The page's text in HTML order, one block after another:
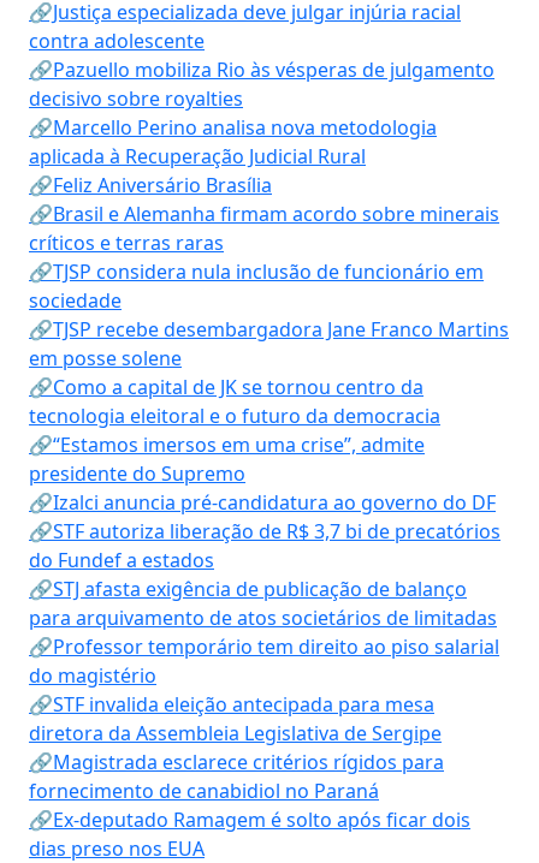
🔗Justiça especializada deve julgar injúria racial
contra adolescente
🔗Pazuello mobiliza Rio às vésperas de julgamento
decisivo sobre royalties
🔗Marcello Perino analisa nova metodologia
aplicada à Recuperação Judicial Rural
🔗Feliz Aniversário Brasília
🔗Brasil e Alemanha firmam acordo sobre minerais
críticos e terras raras
🔗TJSP considera nula inclusão de funcionário em
sociedade
🔗TJSP recebe desembargadora Jane Franco Martins
em posse solene
🔗Como a capital de JK se tornou centro da
tecnologia eleitoral e o futuro da democracia
🔗“Estamos imersos em uma crise”, admite
presidente do Supremo
🔗Izalci anuncia pré-candidatura ao governo do DF
🔗STF autoriza liberação de R$ 3,7 bi de precatórios
do Fundef a estados
🔗STJ afasta exigência de publicação de balanço
para arquivamento de atos societários de limitadas
🔗Professor temporário tem direito ao piso salarial
do magistério
🔗STF invalida eleição antecipada para mesa
diretora da Assembleia Legislativa de Sergipe
🔗Magistrada esclarece critérios rígidos para
fornecimento de canabidiol no Paraná
🔗Ex-deputado Ramagem é solto após ficar dois
dias preso nos EUA